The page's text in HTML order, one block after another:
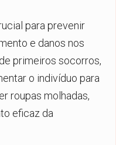
para prevenir
e danos nos
primeiros socorros,
o indivíduo para
roupas molhadas,
eficaz da